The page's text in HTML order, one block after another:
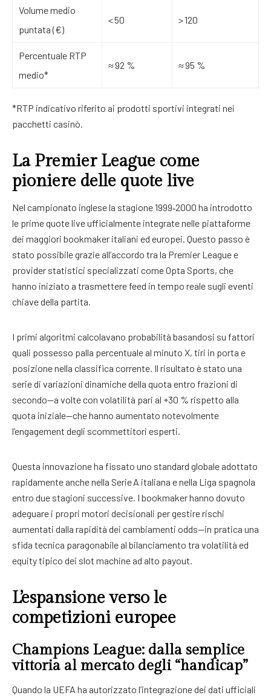
Volume medio
puntata (€)
< 50 > 120
Percentuale RTP
medio*
≈ 92 % ≈ 95 %
*RTP indicativo riferito ai prodotti sportivi integrati nei
pacchetti casinò.
La Premier League come
pioniere delle quote live
Nel campionato inglese la stagione 1999‑2000 ha introdotto
le prime quote live ufficialmente integrate nelle piattaforme
dei maggiori bookmaker italiani ed europei. Questo passo è
stato possibile grazie all’accordo tra la Premier League e
provider statistici specializzati come Opta Sports, che
hanno iniziato a trasmettere feed in tempo reale sugli eventi
chiave della partita.
I primi algoritmi calcolavano probabilità basandosi su fattori
quali possesso palla percentuale al minuto X, tiri in porta e
posizione nella classifica corrente. Il risultato è stato una
serie di variazioni dinamiche della quota entro frazioni di
secondo—a volte con volatilità pari al +30 % rispetto alla
quota iniziale—che hanno aumentato notevolmente
l’engagement degli scommettitori esperti.
Questa innovazione ha fissato uno standard globale adottato
rapidamente anche nella Serie A italiana e nella Liga spagnola
entro due stagioni successive. I bookmaker hanno dovuto
adeguare i propri motori decisionali per gestire rischi
aumentati dalla rapidità dei cambiamenti odds—in pratica una
sfida tecnica paragonabile al bilanciamento tra volatilità ed
equity tipico dei slot machine ad alto payout.
L’espansione verso le
competizioni europee
Champions League: dalla semplice
vittoria al mercato degli “handicap”
Quando la UEFA ha autorizzato l’integrazione dei dati ufficiali